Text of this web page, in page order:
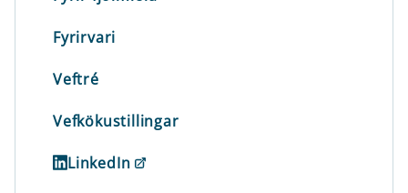
Fyrirvari
Veftré
Vefkökustillingar
LinkedIn